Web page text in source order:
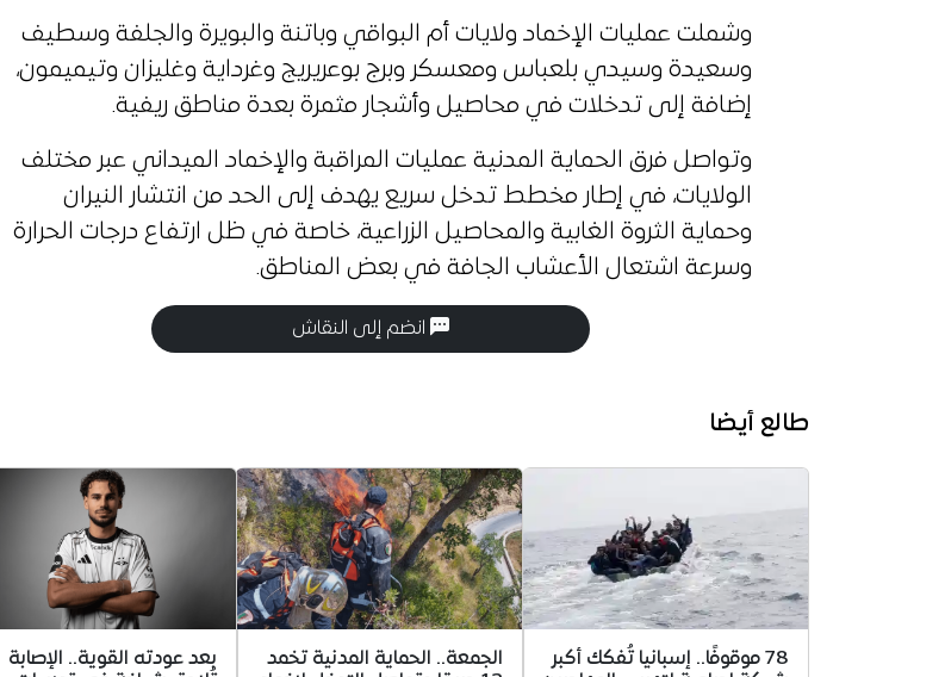
وشملت عمليات الإخماد ولايات أم البواقي وباتنة والبويرة والجلفة وسطيف
وسعيدة وسيدي بلعباس ومعسكر وبرج بوعريريج وغرداية وغليزان وتيميمون،
إضافة إلى تدخلات في محاصيل وأشجار مثمرة بعدة مناطق ريفية.
وتواصل فرق الحماية المدنية عمليات المراقبة والإخماد الميداني عبر مختلف
الولايات، في إطار مخطط تدخل سريع يهدف إلى الحد من انتشار النيران
وحماية الثروة الغابية والمحاصيل الزراعية، خاصة في ظل ارتفاع درجات الحرارة
وسرعة اشتعال الأعشاب الجافة في بعض المناطق.
انضم إلى النقاش
طالع أيضا
78 موقوفًا.. إسبانيا تُفكك أكبر
الجمعة.. الحماية المدنية تخمد
بعد عودته القوية.. الإصابة